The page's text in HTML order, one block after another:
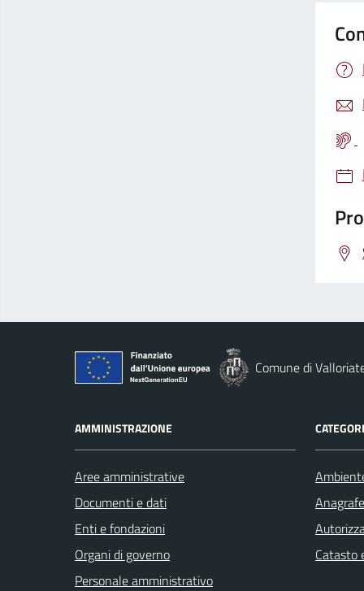
Comune di
AMMINISTRAZIONE
Aree amministrative
Documenti e dati
Enti e fondazioni
Organi di governo
Personale amministrativo
Catasto